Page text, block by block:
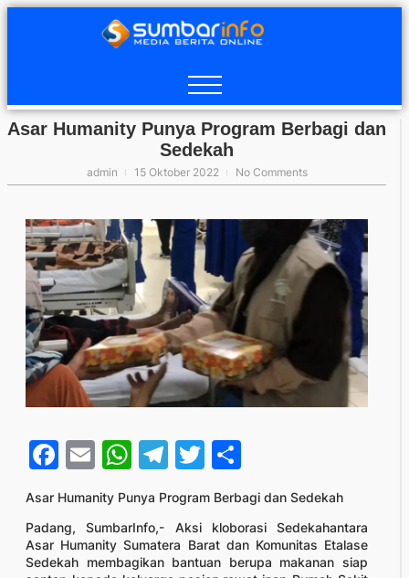
Asar Humanity Punya Program Berbagi dan
Sedekah
admin 15 Oktober 2022 No Comments
Facebook
EmailWhatsApp
Telegram
Twitter
Asar Humanity Punya Program Berbagi dan Sedekah
Padang, SumbarInfo,- Aksi kloborasi Sedekahantara
Asar Humanity Sumatera Barat dan Komunitas Etalase
Sedekah membagikan bantuan berupa makanan siap